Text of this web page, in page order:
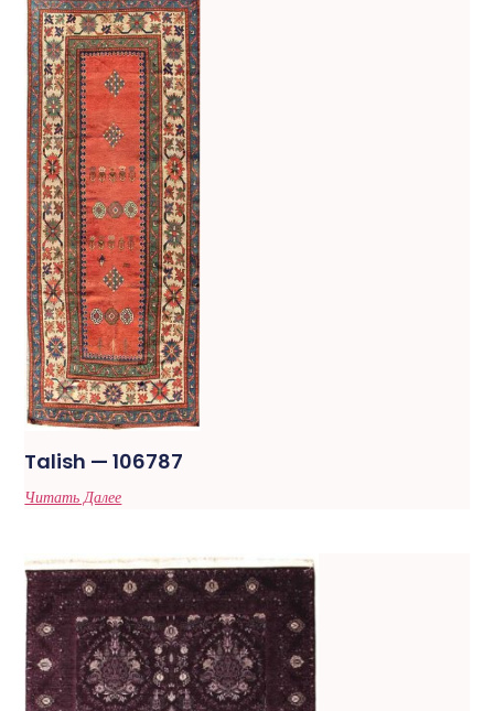
Talish — 106787
Читать Далее